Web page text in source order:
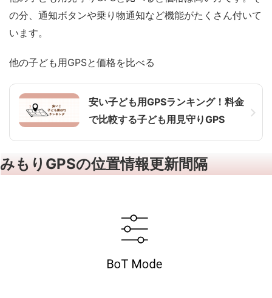
の分、通知ボタンや乗り物通知など機能がたくさん付いて
います。
他の子ども用GPSと価格を比べる
安い子ども用GPSランキング！料金
で比較する子ども用見守りGPS
みもりGPSの位置情報更新間隔